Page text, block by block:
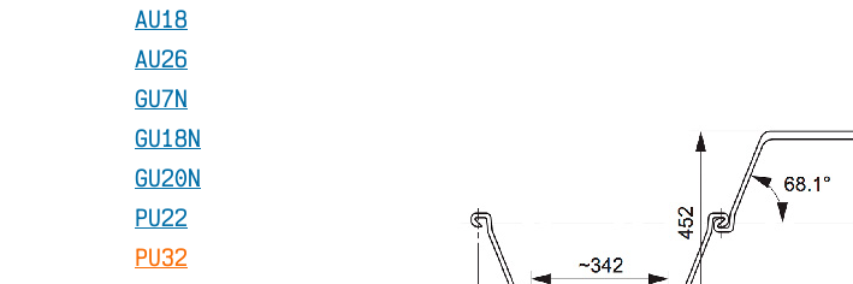
AU18
AU26
GU7N
GU18N
GU20N
PU22
PU32